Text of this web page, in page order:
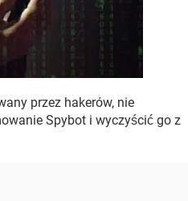
przez hakerów, nie
Spybot i wyczyścić go z